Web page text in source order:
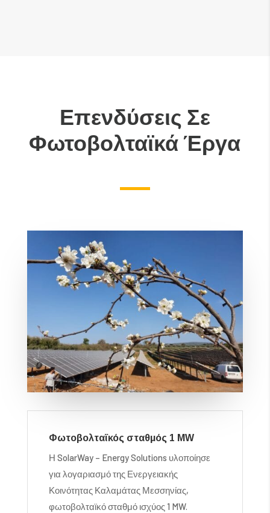
Επενδύσεις Σε
Φωτοβολταϊκά Έργα
Φωτοβολταϊκός σταθμός 1 MW
Η SolarWay – Energy Solutions υλοποίησε
για λογαριασμό της Ενεργειακής
Κοινότητας Καλαμάτας Μεσσηνίας,
φωτοβολταϊκό σταθμό ισχύος 1 MW.